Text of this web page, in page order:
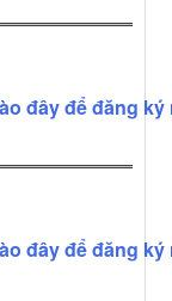
đây để đăng
đây để đăng